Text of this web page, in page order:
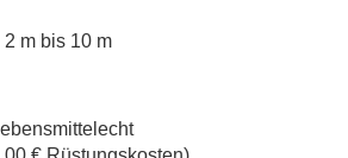
m bis 10 m